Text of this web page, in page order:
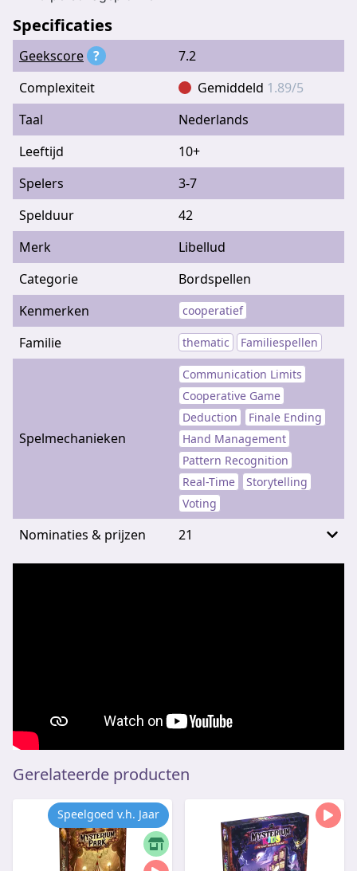
Specificaties
Geekscore ?
7.2
Complexiteit
Gemiddeld 1.89/5
Taal
Nederlands
Leeftijd
10+
Spelers
3-7
Spelduur
42
Merk
Libellud
Categorie
Bordspellen
Kenmerken
cooperatief
Familie thematic Familiespellen
Spelmechanieken
Communication Limits
Cooperative Game
Deduction
Finale Ending
Hand Management
Pattern Recognition
Real-Time
Storytelling
Voting
Nominaties & prijzen 21
Gerelateerde producten
Speelgoed v.h. Jaar